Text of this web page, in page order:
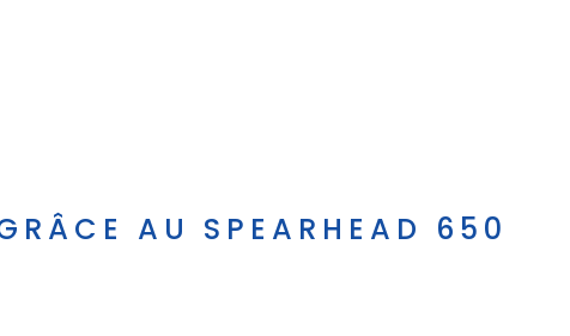
AU SPEARHEAD 650